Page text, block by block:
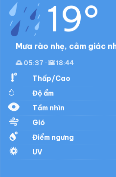
19°
Mưa rào nhẹ, cảm giác
🌅 05:37 · 🌇 18:44
Thấp/Cao
Độ ẩm
Tầm nhìn
Gió
Điểm ngưng
UV